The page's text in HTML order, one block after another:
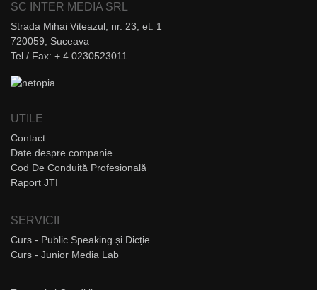
SC INTER MEDIA SRL
Strada Mihai Viteazul, nr. 23, et. 1
720059, Suceava
Tel / Fax: + 4 0230523011
UTILE
Contact
Date despre companie
Cod De Conduită Profesională
Raport JTI
SERVICII
Curs - Public Speaking și Dicție
Curs - Junior Media Lab